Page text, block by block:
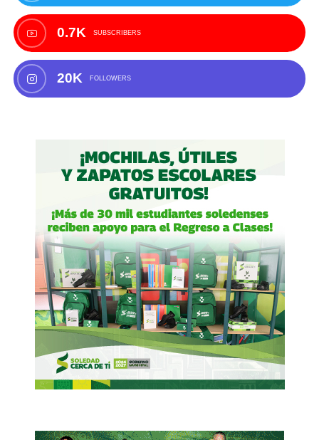
0.7K SUBSCRIBERS
20K FOLLOWERS